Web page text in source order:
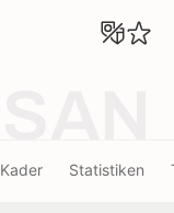
Kader Statistiken